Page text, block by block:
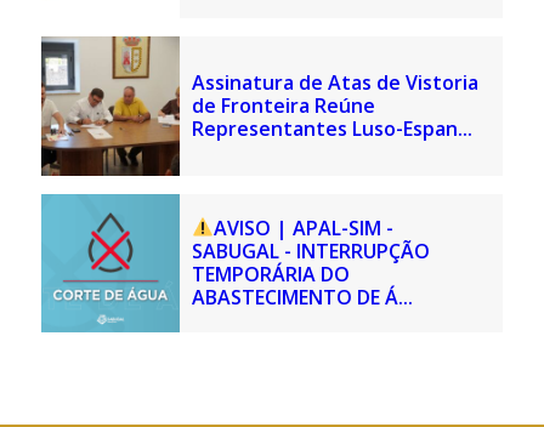
Assinatura de Atas de Vistoria
de Fronteira Reúne
Representantes Luso-Espan...
AVISO | APAL-SIM -
SABUGAL - INTERRUPÇÃO
TEMPORÁRIA DO
ABASTECIMENTO DE Á...